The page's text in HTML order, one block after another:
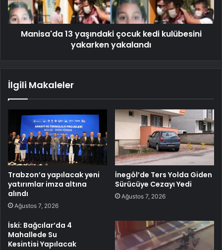
Manisa'da 13 yaşındaki çocuk kedi kulübesini
yakarken yakalandı
İlgili Makaleler
Trabzon’a yapılacak yeni
yatırımlar imza altına
alındı
Ağustos 7, 2026
İnegöl’de Ters Yolda Giden
Sürücüye Cezayı Yedi
Ağustos 7, 2026
İski: Bağcılar’da 4
Mahallede Su
Kesintisi Yapılacak